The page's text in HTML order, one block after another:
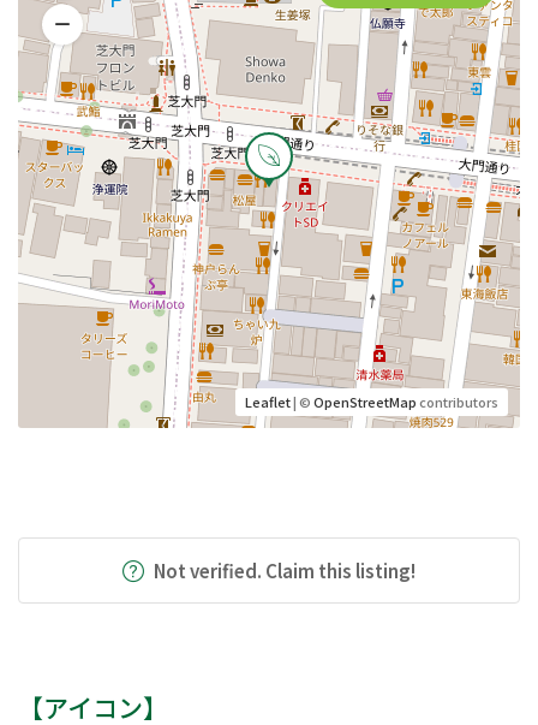
Leaflet| ©OpenStreetMapcontributors
Not verified. Claim this listing!
【アイコン】